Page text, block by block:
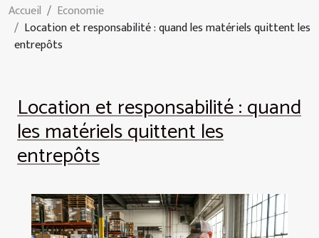
Accueil
Economie
Location et responsabilité : quand les matériels quittent les
entrepôts
Location et responsabilité : quand
les matériels quittent les
entrepôts